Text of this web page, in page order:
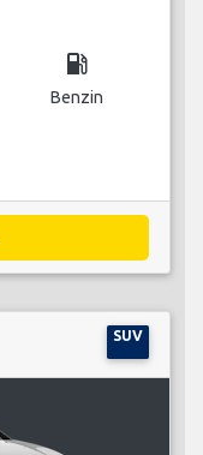
local_gas_station
Benzin
SUV